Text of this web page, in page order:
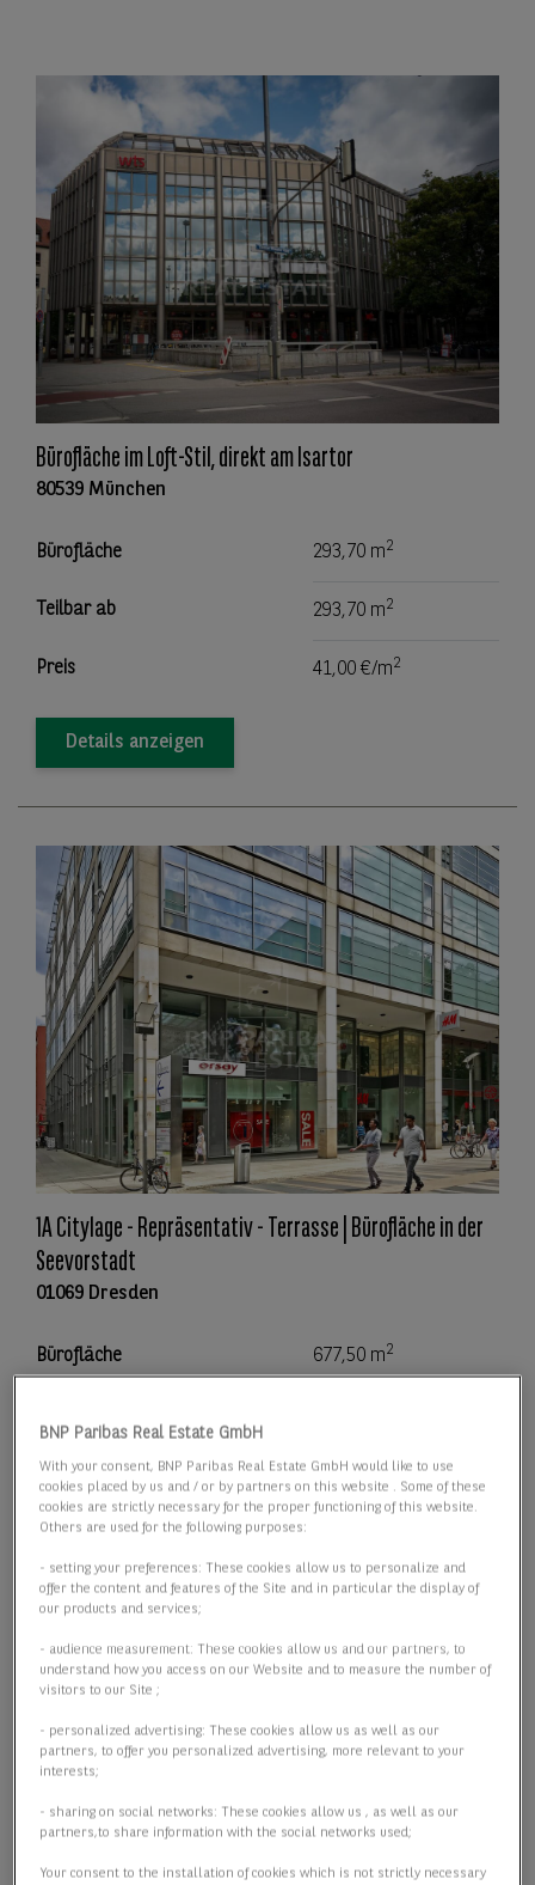
Bürofläche im Loft-Stil, direkt am Isartor
80539 München
Bürofläche 293,70 m2
Teilbar ab 293,70 m2
Preis 41,00 €/m2
Details anzeigen
1A Citylage - Repräsentativ - Terrasse | Bürofläche in der
Seevorstadt
01069 Dresden
Bürofläche 677,50 m2
Preis 16,00 €/m 2
BNP Paribas Real Estate GmbH
With your consent, BNP Paribas Real Estate GmbH would like to use
cookies placed by us and / or by partners on this website . Some of these
cookies are strictly necessary for the proper functioning of this website.
Others are used for the following purposes:
- setting your preferences: These cookies allow us to personalize and
offer the content and features of the Site and in particular the display of
our products and services;
- audience measurement: These cookies allow us and our partners, to
understand how you access on our Website and to measure the number of
visitors to our Site ;
- personalized advertising: These cookies allow us as well as our
partners, to offer you personalized advertising, more relevant to your
interests;
- sharing on social networks: These cookies allow us , as well as our
partners,to share information with the social networks used;
Your consent to the installation of cookies which is not strictly necessary